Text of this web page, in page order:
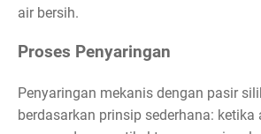
air bersih.
Proses Penyaringan
Penyaringan mekanis dengan pasir
berdasarkan prinsip sederhana: ketika